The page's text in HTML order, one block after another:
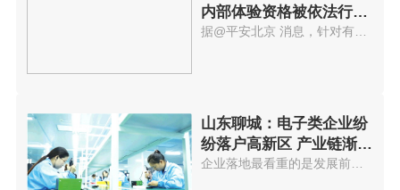
内部体验资格被依法行政
拘留
山东聊城：电子类企业纷
纷落户高新区 产业链渐趋
完善
企业落地最看重的是发展前景，聊...